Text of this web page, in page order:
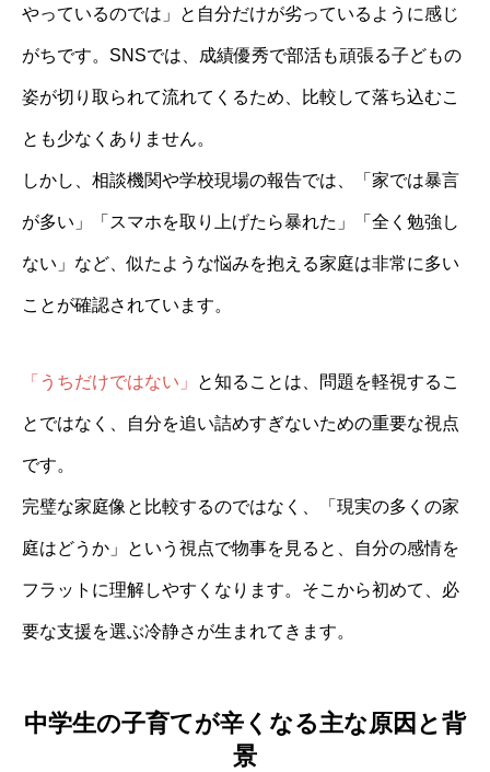
やっているのでは」と自分だけが劣っているように感じ
がちです。SNSでは、成績優秀で部活も頑張る子どもの
姿が切り取られて流れてくるため、比較して落ち込むこ
とも少なくありません。
しかし、相談機関や学校現場の報告では、「家では暴言
が多い」「スマホを取り上げたら暴れた」「全く勉強し
ない」など、似たような悩みを抱える家庭は非常に多い
ことが確認されています。
「うちだけではない」 と知ることは、問題を軽視するこ
とではなく、自分を追い詰めすぎないための重要な視点
です。
完璧な家庭像と比較するのではなく、「現実の多くの家
庭はどうか」という視点で物事を見ると、自分の感情を
フラットに理解しやすくなります。そこから初めて、必
要な支援を選ぶ冷静さが生まれてきます。
中学生の子育てが辛くなる主な原因と背
景